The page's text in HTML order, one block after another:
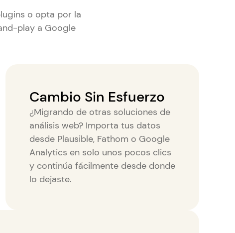
o opta por la
play a Google
Cambio Sin Esfuerzo
¿Migrando de otras soluciones de
análisis web? Importa tus datos
desde Plausible, Fathom o Google
Analytics en solo unos pocos clics
y continúa fácilmente desde donde
lo dejaste.